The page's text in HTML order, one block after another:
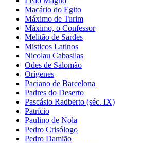
Macário do Egito
Máximo de Turim
Máximo, o Confessor
Melitão de Sardes
Misticos Latinos
Nicolau Cabasilas
Odes de Salomão
Orígenes
Paciano de Barcelona
Padres do Deserto
Pascásio Radberto (séc. IX)
Patrício
Paulino de Nola
Pedro Crisólogo
Pedro Damião